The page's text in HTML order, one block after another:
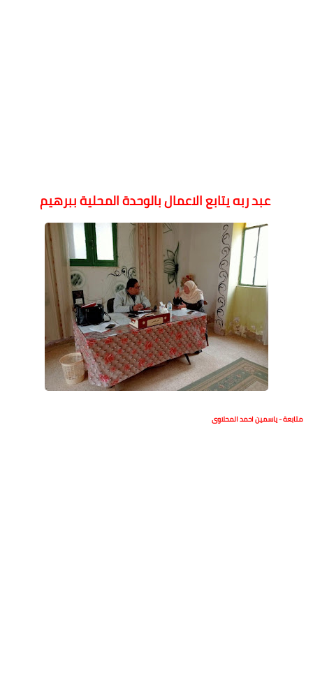
عبد ربه يتابع الاعمال بالوحدة المحلية ببرهيم
متابعة - ياسمين احمد المحلاوى